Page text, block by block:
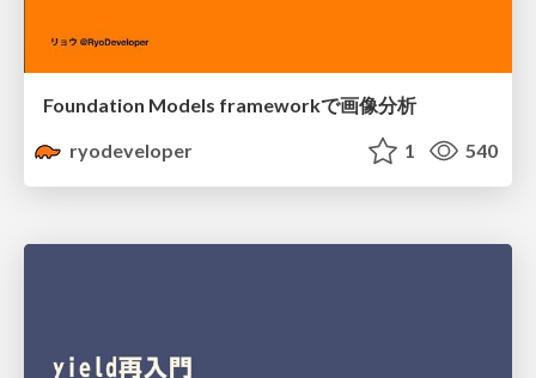
Foundation Models frameworkで画像分析
ryodeveloper
1 540